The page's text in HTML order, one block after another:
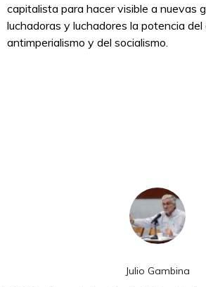
capitalista para hacer visible a nuevas
luchadoras y luchadores la potencia
antimperialismo y del socialismo.
Julio Gambina